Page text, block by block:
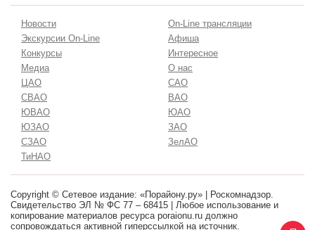
Новости
On-Line трансляции
Экскурсии On-Line
Афиша
Конкурсы
Интересное
Медиа
О нас
ЦАО
САО
СВАО
ВАО
ЮВАО
ЮАО
ЮЗАО
ЗАО
СЗАО
ЗелАО
ТиНАО
Copyright © Сетевое издание: «Порайону.ру» | Роскомнадзор.
Свидетельство ЭЛ № ФС 77 – 68415 | Любое использование и
копирование материалов ресурса poraionu.ru должно
сопровождаться активной гиперссылкой на источник.